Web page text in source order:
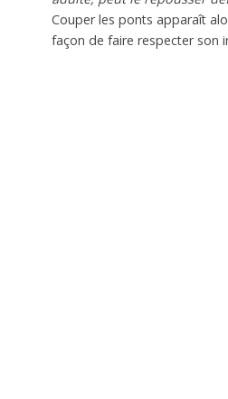
Couper les ponts apparaît
façon de faire respecter son